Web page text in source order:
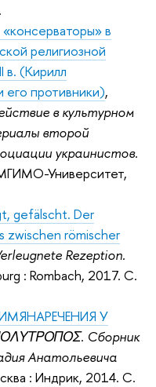
в
религиозной
в. (Кирилл
его противники),
в культурном
второй
украинистов.
Университет,
gefälscht. Der
zwischen römischer
Rezeption.
: Rombach, 2017. С.
У
Сборник
Анатольевича
: Индрик, 2014. С.